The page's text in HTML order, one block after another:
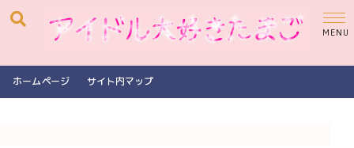
ホームページ サイト内マップ